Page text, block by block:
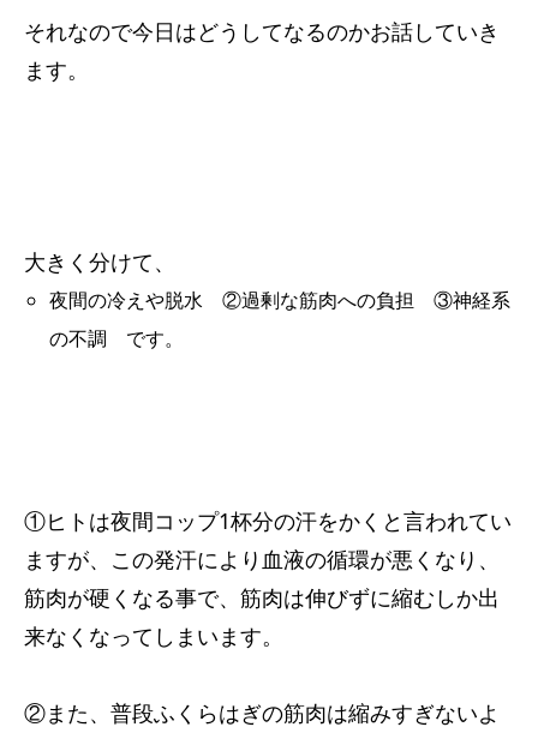
それなので今日はどうしてなるのかお話していき
ます。
大きく分けて、
夜間の冷えや脱水 ②過剰な筋肉への負担 ③神経系
の不調 です。
①ヒトは夜間コップ1杯分の汗をかくと言われてい
ますが、この発汗により血液の循環が悪くなり、
筋肉が硬くなる事で、筋肉は伸びずに縮むしか出
来なくなってしまいます。
②また、普段ふくらはぎの筋肉は縮みすぎないよ